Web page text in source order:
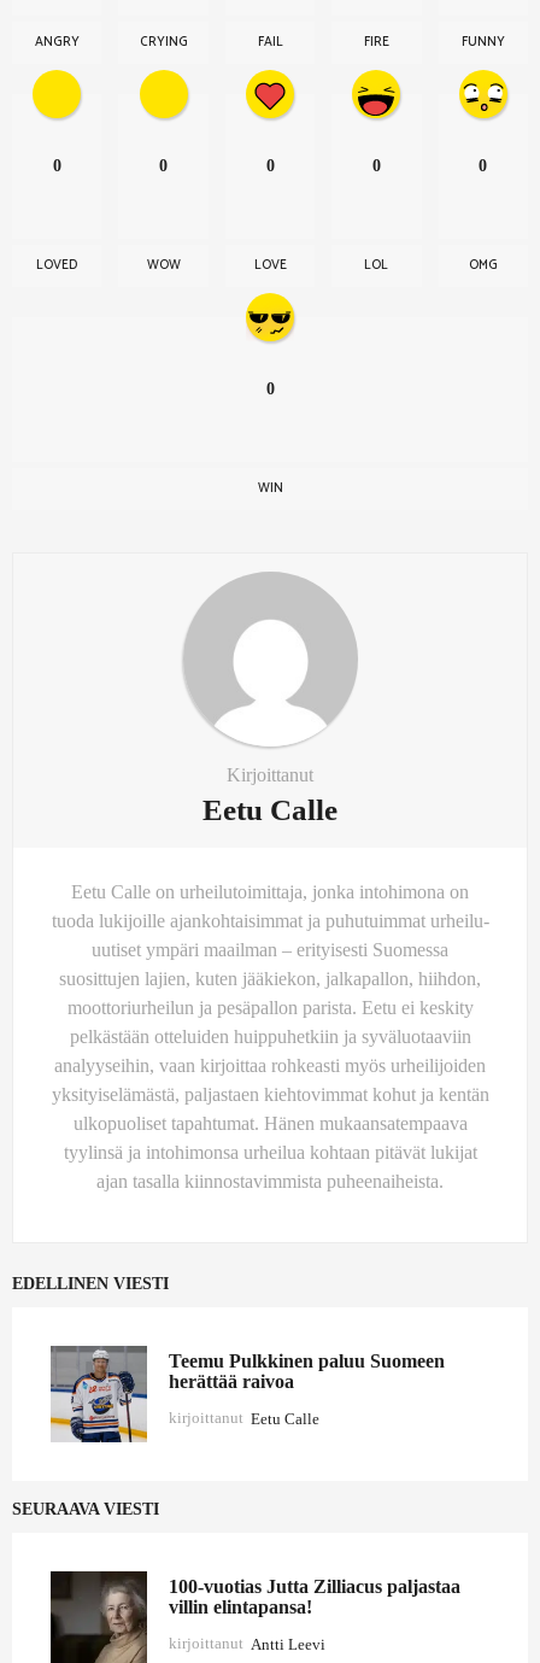
ANGRY CRYING FAIL FIRE FUNNY
0
LOVED
0
WOW
0
LOVE
0
LOL
0
OMG
0
WIN
Kirjoittanut
Eetu Calle
Eetu Calle on urheilutoimittaja, jonka intohimona on
tuoda lukijoille ajankohtaisimmat ja puhutuimmat urheilu-
uutiset ympäri maailman – erityisesti Suomessa
suosittujen lajien, kuten jääkiekon, jalkapallon, hiihdon,
moottoriurheilun ja pesäpallon parista. Eetu ei keskity
pelkästään otteluiden huippuhetkiin ja syväluotaaviin
analyyseihin, vaan kirjoittaa rohkeasti myös urheilijoiden
yksityiselämästä, paljastaen kiehtovimmat kohut ja kentän
ulkopuoliset tapahtumat. Hänen mukaansatempaava
tyylinsä ja intohimonsa urheilua kohtaan pitävät lukijat
ajan tasalla kiinnostavimmista puheenaiheista.
EDELLINEN VIESTI
Teemu Pulkkinen paluu Suomeen
herättää raivoa
kirjoittanut Eetu Calle
SEURAAVA VIESTI
100-vuotias Jutta Zilliacus paljastaa
villin elintapansa!
kirjoittanut Antti Leevi